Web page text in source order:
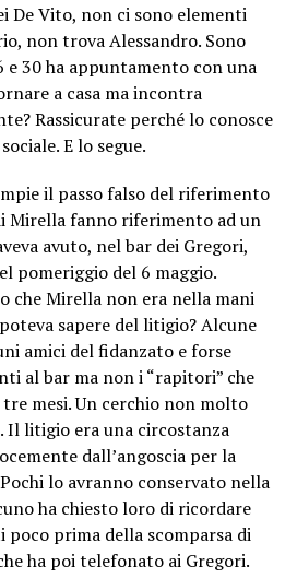
De Vito, non ci sono elementi
non trova Alessandro. Sono
e 30 ha appuntamento con una
a casa ma incontra
Rassicurate perché lo conosce
E lo segue.
il passo falso del riferimento
Mirella fanno riferimento ad un
avuto, nel bar dei Gregori,
pomeriggio del 6 maggio.
che Mirella non era nella mani
sapere del litigio? Alcune
amici del fidanzato e forse
al bar ma non i “rapitori” che
mesi. Un cerchio non molto
Il litigio era una circostanza
dall’angoscia per la
lo avranno conservato nella
ha chiesto loro di ricordare
prima della scomparsa di
ha poi telefonato ai Gregori.